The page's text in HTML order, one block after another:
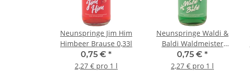
Neunspringe Jim Him
Himbeer Brause 0,33l
0,75 € *
2,27 € pro 1 l
Neunspringe Waldi &
Baldi Waldmeister
Brause 0,33l
0,75 € *
2,27 € pro 1 l